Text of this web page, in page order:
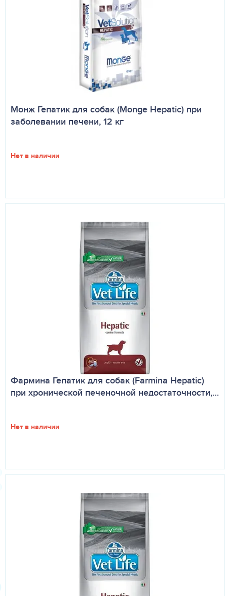
Монж Гепатик для собак (Monge Hepatic) при
заболевании печени, 12 кг
Нет в наличии
Фармина Гепатик для собак (Farmina Hepatic)
при хронической печеночной недостаточности,…
Нет в наличии